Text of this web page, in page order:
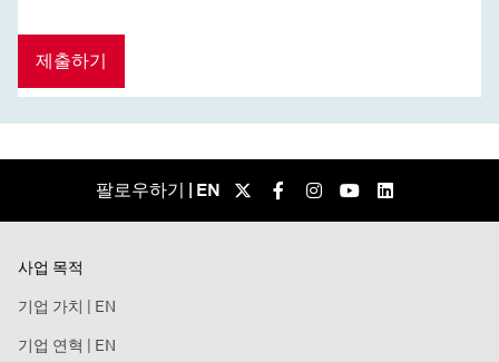
제출하기
팔로우하기 | EN
사업 목적
기업 가치 | EN
기업 연혁 | EN